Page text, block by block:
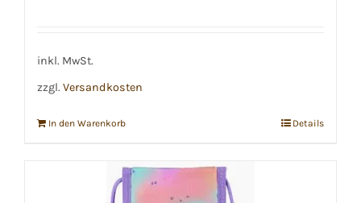
inkl. MwSt.
zzgl. Versandkosten
In den Warenkorb Details